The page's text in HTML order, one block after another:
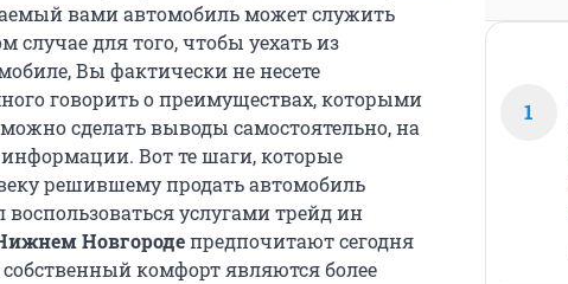
вами автомобиль может служить
случае для того, чтобы уехать из
Вы фактически не несете
говорить о преимуществах, которыми
сделать выводы самостоятельно, на
Вот те шаги, которые
решившему продать автомобиль
услугами трейд ин
Новгородепредпочитают сегодня
комфорт являются более
1